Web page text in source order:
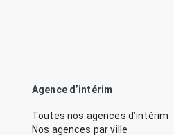
Agence d’intérim
Toutes nos agences d’intérim
Nos agences par ville